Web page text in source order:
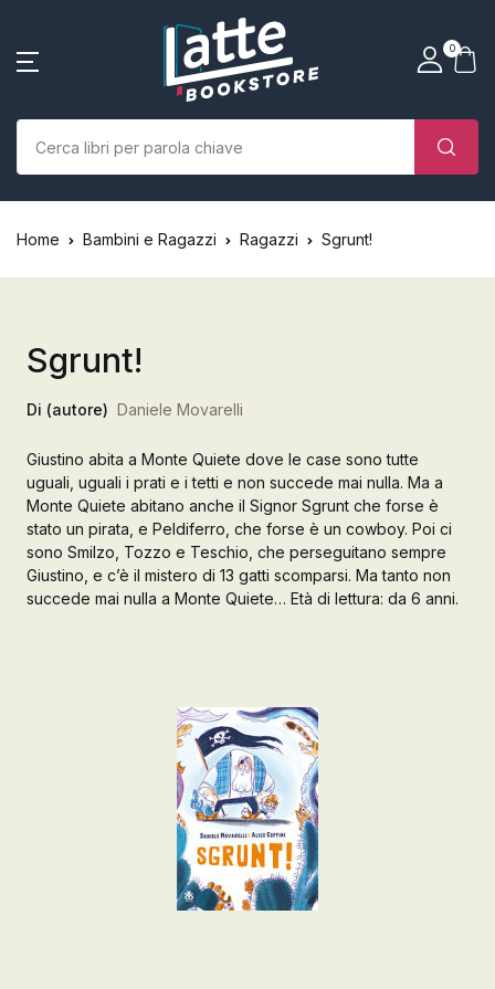
0
SHOP BY CATEGORY
Libri
Case editrici
Bambini
L’Edicola & eventi
Galleria d’Arte
Contattaci
Vicino
Account
Nome utente o email *
Parola d'ordine *
Ricordati
di me
Ha dimenticato la
password?
Registrazione
Vicino
La tua borsa della spesa
(0)
Home Bambini e Ragazzi Ragazzi Sgrunt!
Sgrunt!
Di (autore) Daniele Movarelli
Giustino abita a Monte Quiete dove le case sono tutte
uguali, uguali i prati e i tetti e non succede mai nulla. Ma a
Monte Quiete abitano anche il Signor Sgrunt che forse è
stato un pirata, e Peldiferro, che forse è un cowboy. Poi ci
sono Smilzo, Tozzo e Teschio, che perseguitano sempre
Giustino, e c’è il mistero di 13 gatti scomparsi. Ma tanto non
succede mai nulla a Monte Quiete… Età di lettura: da 6 anni.